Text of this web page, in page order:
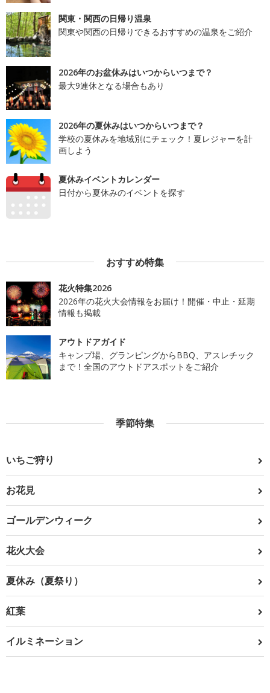
関東・関西の日帰り温泉
関東や関西の日帰りできるおすすめの温泉をご紹介
2026年のお盆休みはいつからいつまで？
最大9連休となる場合もあり
2026年の夏休みはいつからいつまで？
学校の夏休みを地域別にチェック！夏レジャーを計
画しよう
夏休みイベントカレンダー
日付から夏休みのイベントを探す
おすすめ特集
花火特集2026
2026年の花火大会情報をお届け！開催・中止・延期
情報も掲載
アウトドアガイド
キャンプ場、グランピングからBBQ、アスレチック
まで！全国のアウトドアスポットをご紹介
季節特集
いちご狩り
お花見
ゴールデンウィーク
花火大会
夏休み（夏祭り）
紅葉
イルミネーション